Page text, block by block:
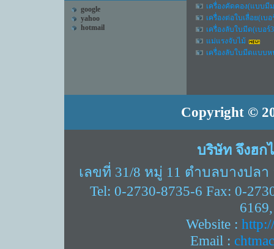
google
yahoo
hotmail
เครื่องคัดคอง(แบบมีม
เครื่องต่อใบเลื่อย(เบอ
เครื่องลับใบมีด(เบอร์
แม่แรงจับไม้
เครื่องลับใบมีดแบบห
Copyright ©
บริษัท จึงฮก
เลขที่ 31/8 หมู่ 11 ตำบลบางปล
Tel: 0-2730-8735-6 Fax: 0-
Website :
Email :